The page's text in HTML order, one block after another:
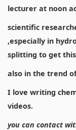
lecturer at noon
scientific
,especially in
splitting to get
also in the trend
I love writing
videos.
you can contact